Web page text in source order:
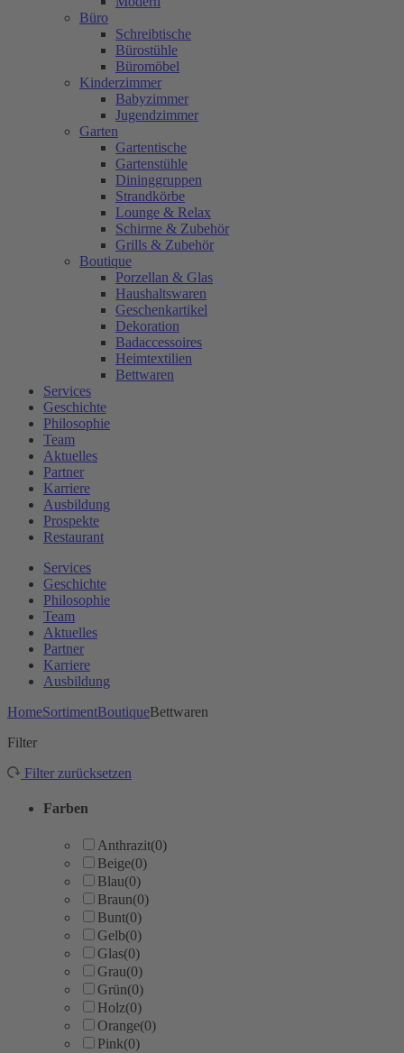
Büro
Schreibtische
Bürostühle
Büromöbel
Kinderzimmer
Babyzimmer
Jugendzimmer
Garten
Gartentische
Gartenstühle
Dininggruppen
Strandkörbe
Lounge & Relax
Schirme & Zubehör
Grills & Zubehör
Boutique
Porzellan & Glas
Haushaltswaren
Geschenkartikel
Dekoration
Badaccessoires
Heimtextilien
Bettwaren
Services
Geschichte
Philosophie
Team
Aktuelles
Partner
Karriere
Ausbildung
Prospekte
Restaurant
Services
Geschichte
Philosophie
Team
Aktuelles
Partner
Karriere
Ausbildung
HomeSortimentBoutiqueBettwaren
Filter
Filter zurücksetzen
Farben
Anthrazit(0)
Beige(0)
Blau(0)
Braun(0)
Bunt(0)
Gelb(0)
Glas(0)
Grau(0)
Grün(0)
Holz(0)
Orange(0)
Pink(0)